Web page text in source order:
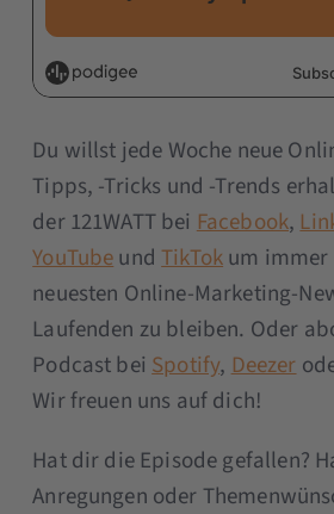
Du willst jede Woche neue
Tipps, -Tricks und -Trends
der 121WATT bei Facebook,
YouTubeundTikTokum
neuesten Online-Marketing-
Laufenden zu bleiben. Oder
Podcast beiSpotify,Deezer
Wir freuen uns auf dich!
Hat dir die Episode gefallen?
Anregungen oder